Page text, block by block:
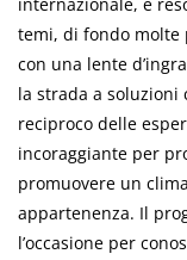
temi, di fondo molte
con una lente
la strada a soluzioni
reciproco delle
incoraggiante per
promuovere un
appartenenza. Il
l’occasione per